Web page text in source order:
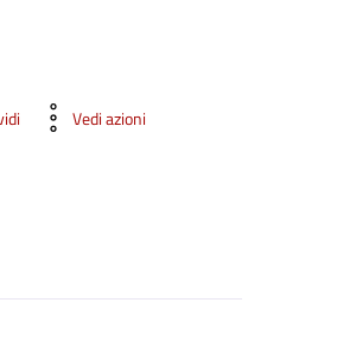
Vedi azioni